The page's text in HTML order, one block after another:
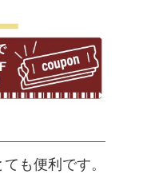
も便利です。